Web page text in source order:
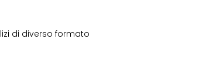
di diverso formato